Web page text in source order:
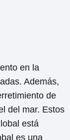
en la
Además,
de
del mar. Estos
está
es una